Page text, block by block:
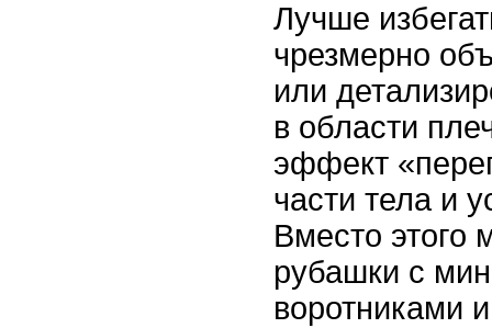
Лучше
чрезмерно
или
в области
эффект
части тела и
Вместо этого
рубашки с
воротниками